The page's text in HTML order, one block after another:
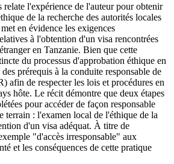
relate l'expérience de l'auteur pour obtenir
de la recherche des autorités locales
en évidence les exigences
à l'obtention d'un visa rencontrées
en Tanzanie. Bien que cette
du processus d'approbation éthique en
prérequis à la conduite responsable de
afin de respecter les lois et procédures en
hôte. Le récit démontre que deux étapes
pour accéder de façon responsable
terrain : l'examen local de l'éthique de la
d'un visa adéquat. À titre de
"d'accès irresponsable" aux
et les conséquences de cette pratique